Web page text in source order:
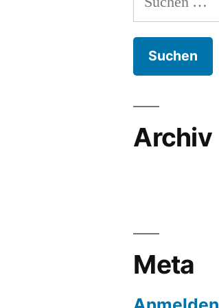
nach:
Archiv
Meta